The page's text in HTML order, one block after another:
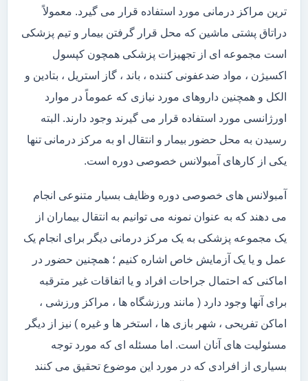
ترین مراکز درمانی مورد استفاده قرار می گیرد. معمولاً
دراتاق پشتی ماشین که محل قرار گرفتن بیمار و تیم پزشکی
است مجموعه ای از تجهیزات پزشکی همچون کپسول
اکسیژن ، مواد ضدعفونی کننده ، باند ، گاز استریل ، بتادین و
الکل و همچنین داروهای مورد نیازی که عموماً در موارد
اورژانسی مورد استفاده قرار می گیرند وجود دارند. البته
رسیدن به محل حضور بیمار و انتقال او به مرکز درمانی تنها
یکی از کارهای آمبولانس خصوصی دوره است.
آمبولانس های خصوصی دوره وظایف بسیار متنوعی انجام
می دهند که به عنوان نمونه می توانیم به انتقال بیماران از
یک مجموعه پزشکی به یک مرکز درمانی دیگر برای انجام یک
عمل و یا یک آزمایش خاص اشاره کنیم ؛ همچنین حضور در
اماکنی که احتمال جراحات افراد و یا اتفاقات غیر مترقبه
برای آنها وجود دارد ( مانند ورزشگاه ها ، مراکز ورزشی ،
اماکن تفریحی ، شهر بازی ها ، استخر ها و غیره ) نیز از دیگر
مسئولیت های آنان است. اما مسئله ای که مورد توجه
بسیاری از افرادی که در مورد این موضوع تحقیق می کنند